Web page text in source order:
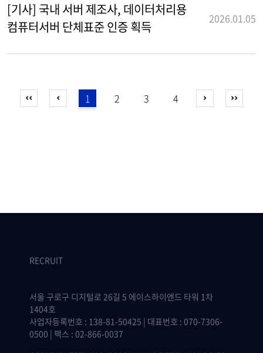
[기사] 국내 서버 제조사, 데이터처리용
컴퓨터서버 단체표준 인증 획득
2026.01.05
1 2 3 4
RECRUIT
서울 구로구 디지털로 26길 5 에이스하이엔드 타워 1차
1404호
사업자등록번호 : 138-81-50425 | 대표번호 : 070-7306-
0500 | 팩스 : 02-866-0037